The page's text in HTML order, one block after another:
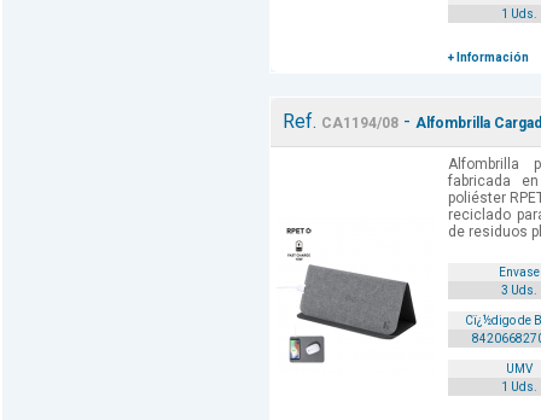
1 Uds.
+ Información
Ref. CA1194/08- Alfombrilla
Alfombrilla
fabricada
poliéster
reciclado
de residuos
Envase
3 Uds.
Cï¿½digo de
UMV
1 Uds.